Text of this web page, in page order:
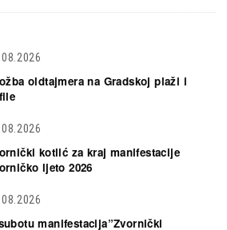
oldtajmera na Gradskoj plaži i
kotlić za kraj manifestacije
ljeto 2026
manifestacija”Zvornički